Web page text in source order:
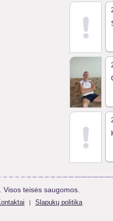
teisės saugomos.
| Slapukų politika